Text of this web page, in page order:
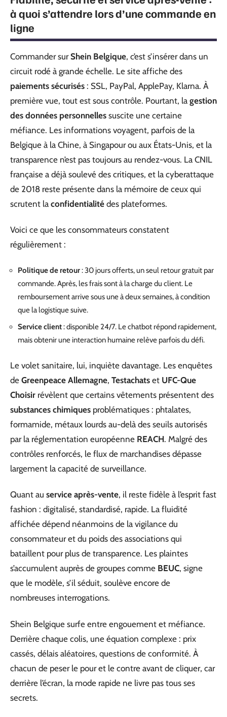
à quoi s’attendre lors d’une commande en
ligne
Commander surShein Belgique, c’est s’insérer dans un
circuit rodé à grande échelle. Le site affiche des
paiements sécurisés : SSL, PayPal, ApplePay, Klarna. À
première vue, tout est sous contrôle. Pourtant, la gestion
des données personnelles suscite une certaine
méfiance. Les informations voyagent, parfois de la
Belgique à la Chine, à Singapour ou aux États-Unis, et la
transparence n’est pas toujours au rendez-vous. La CNIL
française a déjà soulevé des critiques, et la cyberattaque
de 2018 reste présente dans la mémoire de ceux qui
scrutent la confidentialité des plateformes.
Voici ce que les consommateurs constatent
régulièrement :
Politique de retour: 30 jours offerts, un seul retour gratuit par
commande. Après, les frais sont à la charge du client. Le
remboursement arrive sous une à deux semaines, à condition
que la logistique suive.
Service client: disponible 24/7. Le chatbot répond rapidement,
mais obtenir une interaction humaine relève parfois du défi.
Le volet sanitaire, lui, inquiète davantage. Les enquêtes
de Greenpeace Allemagne, Testachats et UFC-Que
Choisir révèlent que certains vêtements présentent des
substances chimiques problématiques : phtalates,
formamide, métaux lourds au-delà des seuils autorisés
par la réglementation européenne REACH. Malgré des
contrôles renforcés, le flux de marchandises dépasse
largement la capacité de surveillance.
Quant au service après-vente, il reste fidèle à l’esprit fast
fashion : digitalisé, standardisé, rapide. La fluidité
affichée dépend néanmoins de la vigilance du
consommateur et du poids des associations qui
bataillent pour plus de transparence. Les plaintes
s’accumulent auprès de groupes comme BEUC, signe
que le modèle, s’il séduit, soulève encore de
nombreuses interrogations.
Shein Belgique surfe entre engouement et méfiance.
Derrière chaque colis, une équation complexe : prix
cassés, délais aléatoires, questions de conformité. À
chacun de peser le pour et le contre avant de cliquer, car
derrière l’écran, la mode rapide ne livre pas tous ses
secrets.